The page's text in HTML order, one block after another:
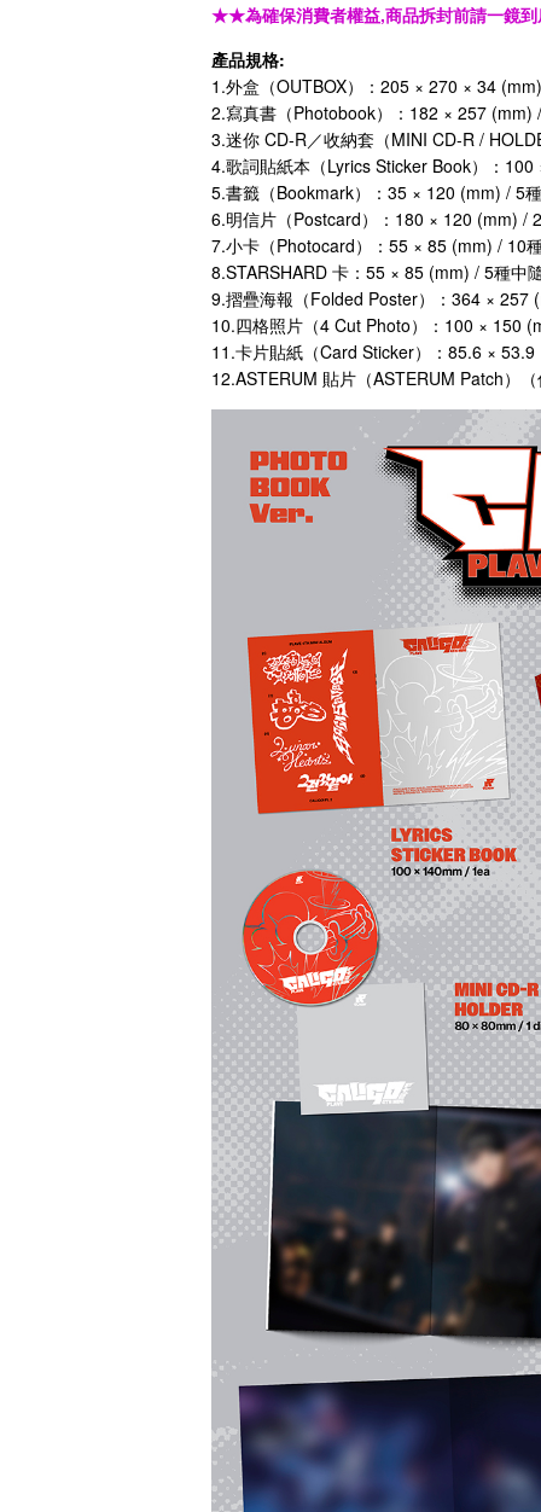
★★為確保消費者權益,商品拆封前請一鏡
產品規格:
1.外盒（OUTBOX）：205 × 270 × 34 (mm)
2.寫真書（Photobook）：182 × 257 (mm)
3.迷你 CD-R／收納套（MINI CD-R /
4.歌詞貼紙本（Lyrics Sticker Book）：
5.書籤（Bookmark）：35 × 120 (mm) / 5
6.明信片（Postcard）：180 × 120 (mm) /
7.小卡（Photocard）：55 × 85 (mm) / 10
8.STARSHARD 卡：55 × 85 (mm) / 5種中
9.摺疊海報（Folded Poster）：364 × 257
10.四格照片（4 Cut Photo）：100 × 150
11.卡片貼紙（Card Sticker）：85.6 ×
12.ASTERUM 貼片（ASTERUM Patch）